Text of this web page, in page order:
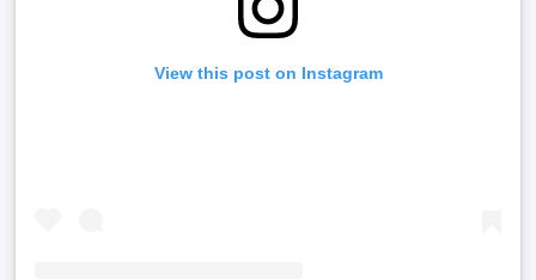
View this post on Instagram